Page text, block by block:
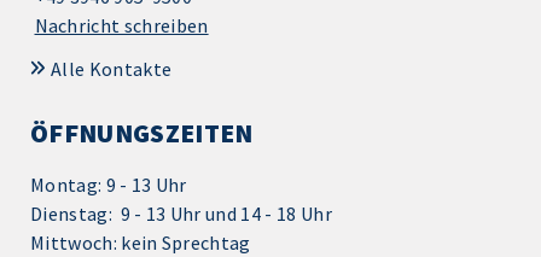
Nachricht schreiben
Alle Kontakte
ÖFFNUNGSZEITEN
Montag: 9 - 13 Uhr
Dienstag: 9 - 13 Uhr und 14 - 18 Uhr
Mittwoch: kein Sprechtag